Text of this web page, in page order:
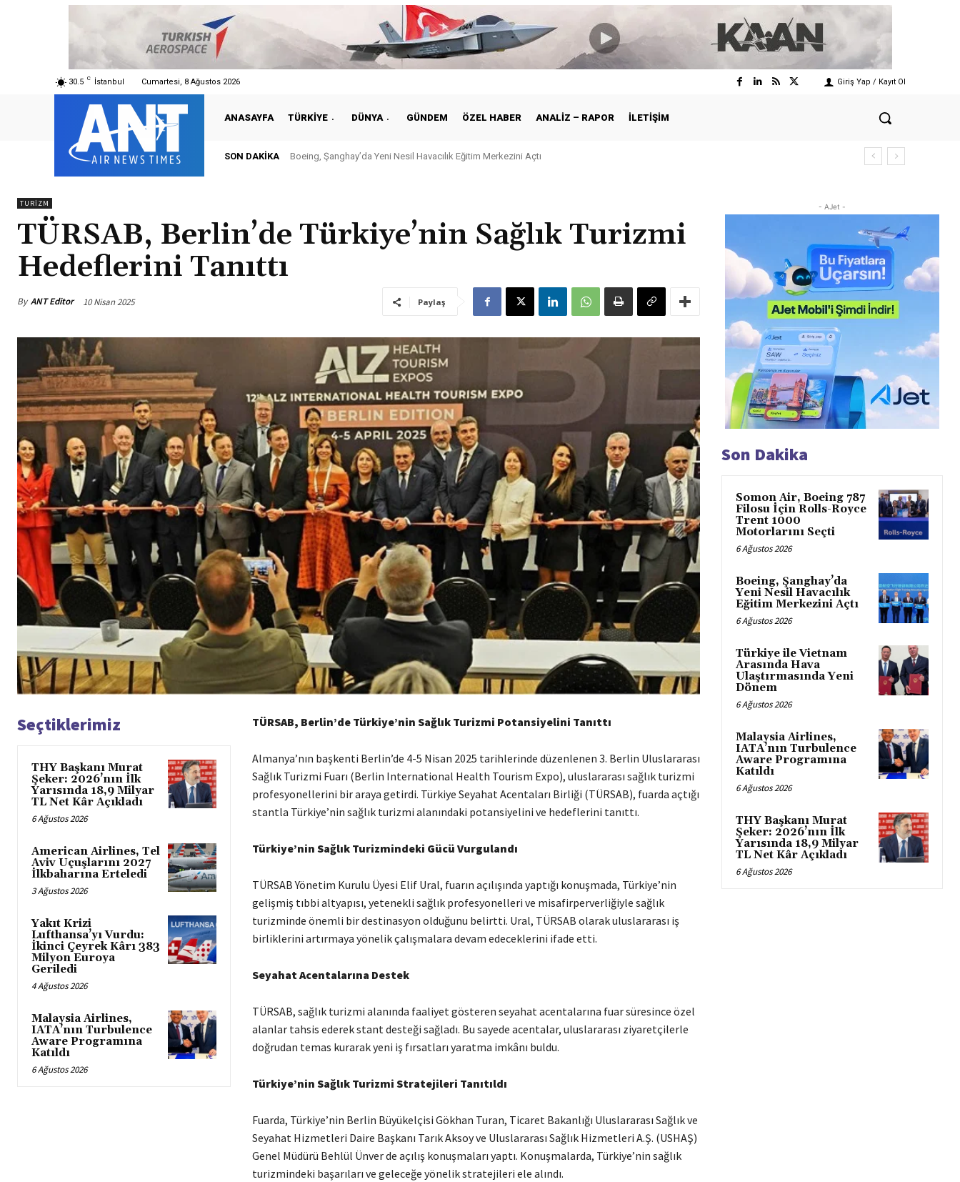
30.5 C İstanbul Cumartesi, 8 Ağustos 2026 Giriş Yap / Kayıt Ol
ANASAYFA TÜRKIYE DÜNYA GÜNDEM ÖZEL HABER ANALIZ – RAPOR İLETIŞIM
SON DAKIKA Boeing, Şanghay’da Yeni Nesil Havacılık Eğitim Merkezini Açtı
TURIZM
TÜRSAB, Berlin’de Türkiye’nin Sağlık Turizmi
Hedeflerini Tanıttı
By ANT Editor 10 Nisan 2025 Paylaş
Seçtiklerimiz
THY Başkanı Murat
Şeker: 2026’nın İlk
Yarısında 18,9 Milyar
TL Net Kâr Açıkladı
6 Ağustos 2026
American Airlines, Tel
Aviv Uçuşlarını 2027
İlkbaharına Erteledi
3 Ağustos 2026
Yakıt Krizi
Lufthansa’yı Vurdu:
İkinci Çeyrek Kârı 383
Milyon Euroya
Geriledi
4 Ağustos 2026
Malaysia Airlines,
IATA’nın Turbulence
Aware Programına
Katıldı
6 Ağustos 2026
TÜRSAB, Berlin’de Türkiye’nin Sağlık Turizmi Potansiyelini Tanıttı
Almanya’nın başkenti Berlin’de 4-5 Nisan 2025 tarihlerinde düzenlenen 3. Berlin Uluslararası
Sağlık Turizmi Fuarı (Berlin International Health Tourism Expo), uluslararası sağlık turizmi
profesyonellerini bir araya getirdi. Türkiye Seyahat Acentaları Birliği (TÜRSAB), fuarda açtığı
stantla Türkiye’nin sağlık turizmi alanındaki potansiyelini ve hedeflerini tanıttı.
Türkiye’nin Sağlık Turizmindeki Gücü Vurgulandı
TÜRSAB Yönetim Kurulu Üyesi Elif Ural, fuarın açılışında yaptığı konuşmada, Türkiye’nin
gelişmiş tıbbi altyapısı, yetenekli sağlık profesyonelleri ve misafirperverliğiyle sağlık
turizminde önemli bir destinasyon olduğunu belirtti. Ural, TÜRSAB olarak uluslararası iş
birliklerini artırmaya yönelik çalışmalara devam edeceklerini ifade etti.
Seyahat Acentalarına Destek
TÜRSAB, sağlık turizmi alanında faaliyet gösteren seyahat acentalarına fuar süresince özel
alanlar tahsis ederek stant desteği sağladı. Bu sayede acentalar, uluslararası ziyaretçilerle
doğrudan temas kurarak yeni iş fırsatları yaratma imkânı buldu.
Türkiye’nin Sağlık Turizmi Stratejileri Tanıtıldı
Fuarda, Türkiye’nin Berlin Büyükelçisi Gökhan Turan, Ticaret Bakanlığı Uluslararası Sağlık ve
Seyahat Hizmetleri Daire Başkanı Tarık Aksoy ve Uluslararası Sağlık Hizmetleri A.Ş. (USHAŞ)
Genel Müdürü Behlül Ünver de açılış konuşmaları yaptı. Konuşmalarda, Türkiye’nin sağlık
turizmindeki başarıları ve geleceğe yönelik stratejileri ele alındı.
- AJet -
Son Dakika
Somon Air, Boeing 787
Filosu İçin Rolls-Royce
Trent 1000
Motorlarını Seçti
6 Ağustos 2026
Boeing, Şanghay’da
Yeni Nesil Havacılık
Eğitim Merkezini Açtı
6 Ağustos 2026
Türkiye ile Vietnam
Arasında Hava
Ulaştırmasında Yeni
Dönem
6 Ağustos 2026
Malaysia Airlines,
IATA’nın Turbulence
Aware Programına
Katıldı
6 Ağustos 2026
THY Başkanı Murat
Şeker: 2026’nın İlk
Yarısında 18,9 Milyar
TL Net Kâr Açıkladı
6 Ağustos 2026